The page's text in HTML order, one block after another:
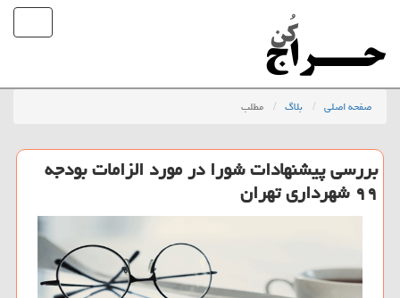
صفحه اصلی بلاگ مطلب
بررسی پیشنهادات شورا در مورد الزامات بودجه
۹۹ شهرداری تهران